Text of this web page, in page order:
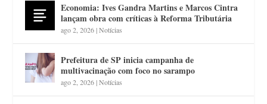
Economia: Ives Gandra Martins e Marcos Cintra
lançam obra com críticas à Reforma Tributária
ago 2, 2026|Notícias
Prefeitura de SP inicia campanha de
multivacinação com foco no sarampo
ago 2, 2026|Notícias